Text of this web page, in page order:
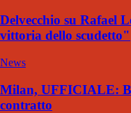
Delvecchio su Rafael
vittoria dello scudetto"
News
Milan, UFFICIALE:
contratto